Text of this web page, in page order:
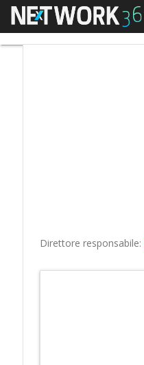
Menu
Direttore responsabile: